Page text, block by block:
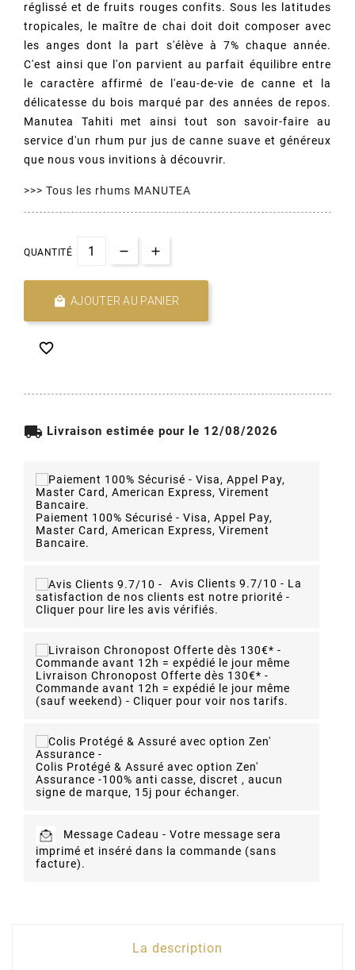
réglissé et de fruits rouges confits. Sous les latitudes
tropicales, le maître de chai doit doit composer avec
les anges dont la part s'élève à 7% chaque année.
C'est ainsi que l'on parvient au parfait équilibre entre
le caractère affirmé de l'eau-de-vie de canne et la
délicatesse du bois marqué par des années de repos.
Manutea Tahiti met ainsi tout son savoir-faire au
service d'un rhum pur jus de canne suave et généreux
que nous vous invitions à découvrir.
>>> Tous les rhums MANUTEA
QUANTITÉ
 AJOUTER AU PANIER

local_shipping Livraison estimée pour le 12/08/2026
Paiement 100% Sécurisé - Visa, Appel Pay,
Master Card, American Express, Virement
Bancaire.
Avis Clients 9.7/10 - La
satisfaction de nos clients est notre priorité -
Cliquer pour lire les avis vérifiés.
Livraison Chronopost Offerte dès 130€* -
Commande avant 12h = expédié le jour même
(sauf weekend) - Cliquer pour voir nos tarifs.
Colis Protégé & Assuré avec option Zen'
Assurance -100% anti casse, discret , aucun
signe de marque, 15j pour échanger.
Message Cadeau - Votre message sera
imprimé et inséré dans la commande (sans
facture).
La description